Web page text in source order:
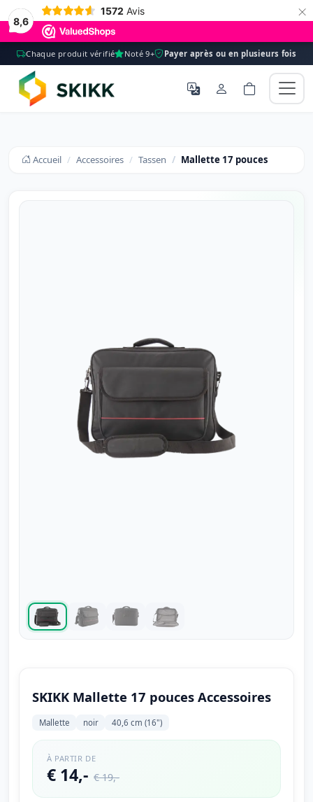
8,6
1572 Avis ×
Chaque produit vérifié Noté 9+ Payer après ou en plusieurs fois
Accueil Accessoires Tassen Mallette 17 pouces
SKIKK Mallette 17 pouces Accessoires
Mallette noir 40,6 cm (16")
À PARTIR DE
€ 14,- € 19,-